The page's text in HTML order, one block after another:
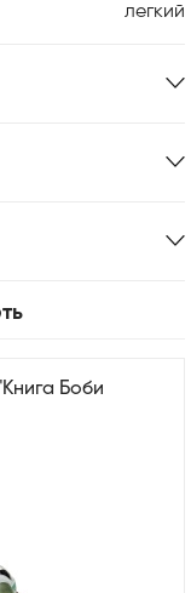
легкий
Боби